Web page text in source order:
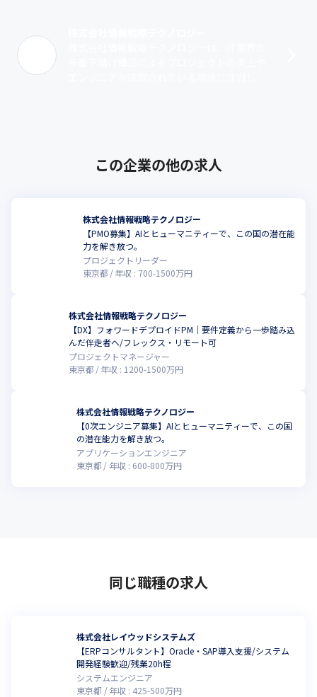
この企業の他の求人
株式会社情報戦略テクノロジー
【PMO募集】AIとヒューマニティーで、この国の潜在能
力を解き放つ。
プロジェクトリーダー
東京都
年収 : 700-1500万円
株式会社情報戦略テクノロジー
【DX】フォワードデプロイドPM｜要件定義から一歩踏み込
んだ伴走者へ/フレックス・リモート可
プロジェクトマネージャー
東京都
年収 : 1200-1500万円
株式会社情報戦略テクノロジー
【0次エンジニア募集】AIとヒューマニティーで、この国
の潜在能力を解き放つ。
アプリケーションエンジニア
東京都
年収 : 600-800万円
同じ職種の求人
株式会社レイウッドシステムズ
【ERPコンサルタント】Oracle・SAP導入支援/システム
開発経験歓迎/残業20h程
システムエンジニア
東京都
年収 : 425-500万円